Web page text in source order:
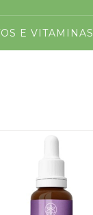
E VITAMINAS